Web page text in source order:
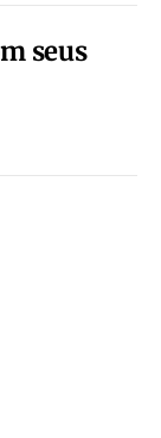
seus